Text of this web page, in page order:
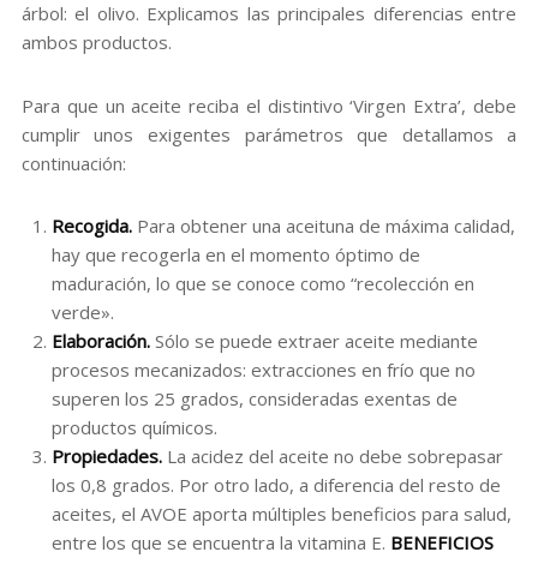
árbol: el olivo. Explicamos las principales diferencias entre
ambos productos.
Para que un aceite reciba el distintivo ‘Virgen Extra’, debe
cumplir unos exigentes parámetros que detallamos a
continuación:
Recogida.Para obtener una aceituna de máxima calidad,
hay que recogerla en el momento óptimo de
maduración, lo que se conoce como “recolección en
verde».
Elaboración.Sólo se puede extraer aceite mediante
procesos mecanizados: extracciones en frío que no
superen los 25 grados, consideradas exentas de
productos químicos.
Propiedades.La acidez del aceite no debe sobrepasar
los 0,8 grados. Por otro lado, a diferencia del resto de
aceites, el AVOE aporta múltiples beneficios para salud,
entre los que se encuentra la vitamina E. BENEFICIOS